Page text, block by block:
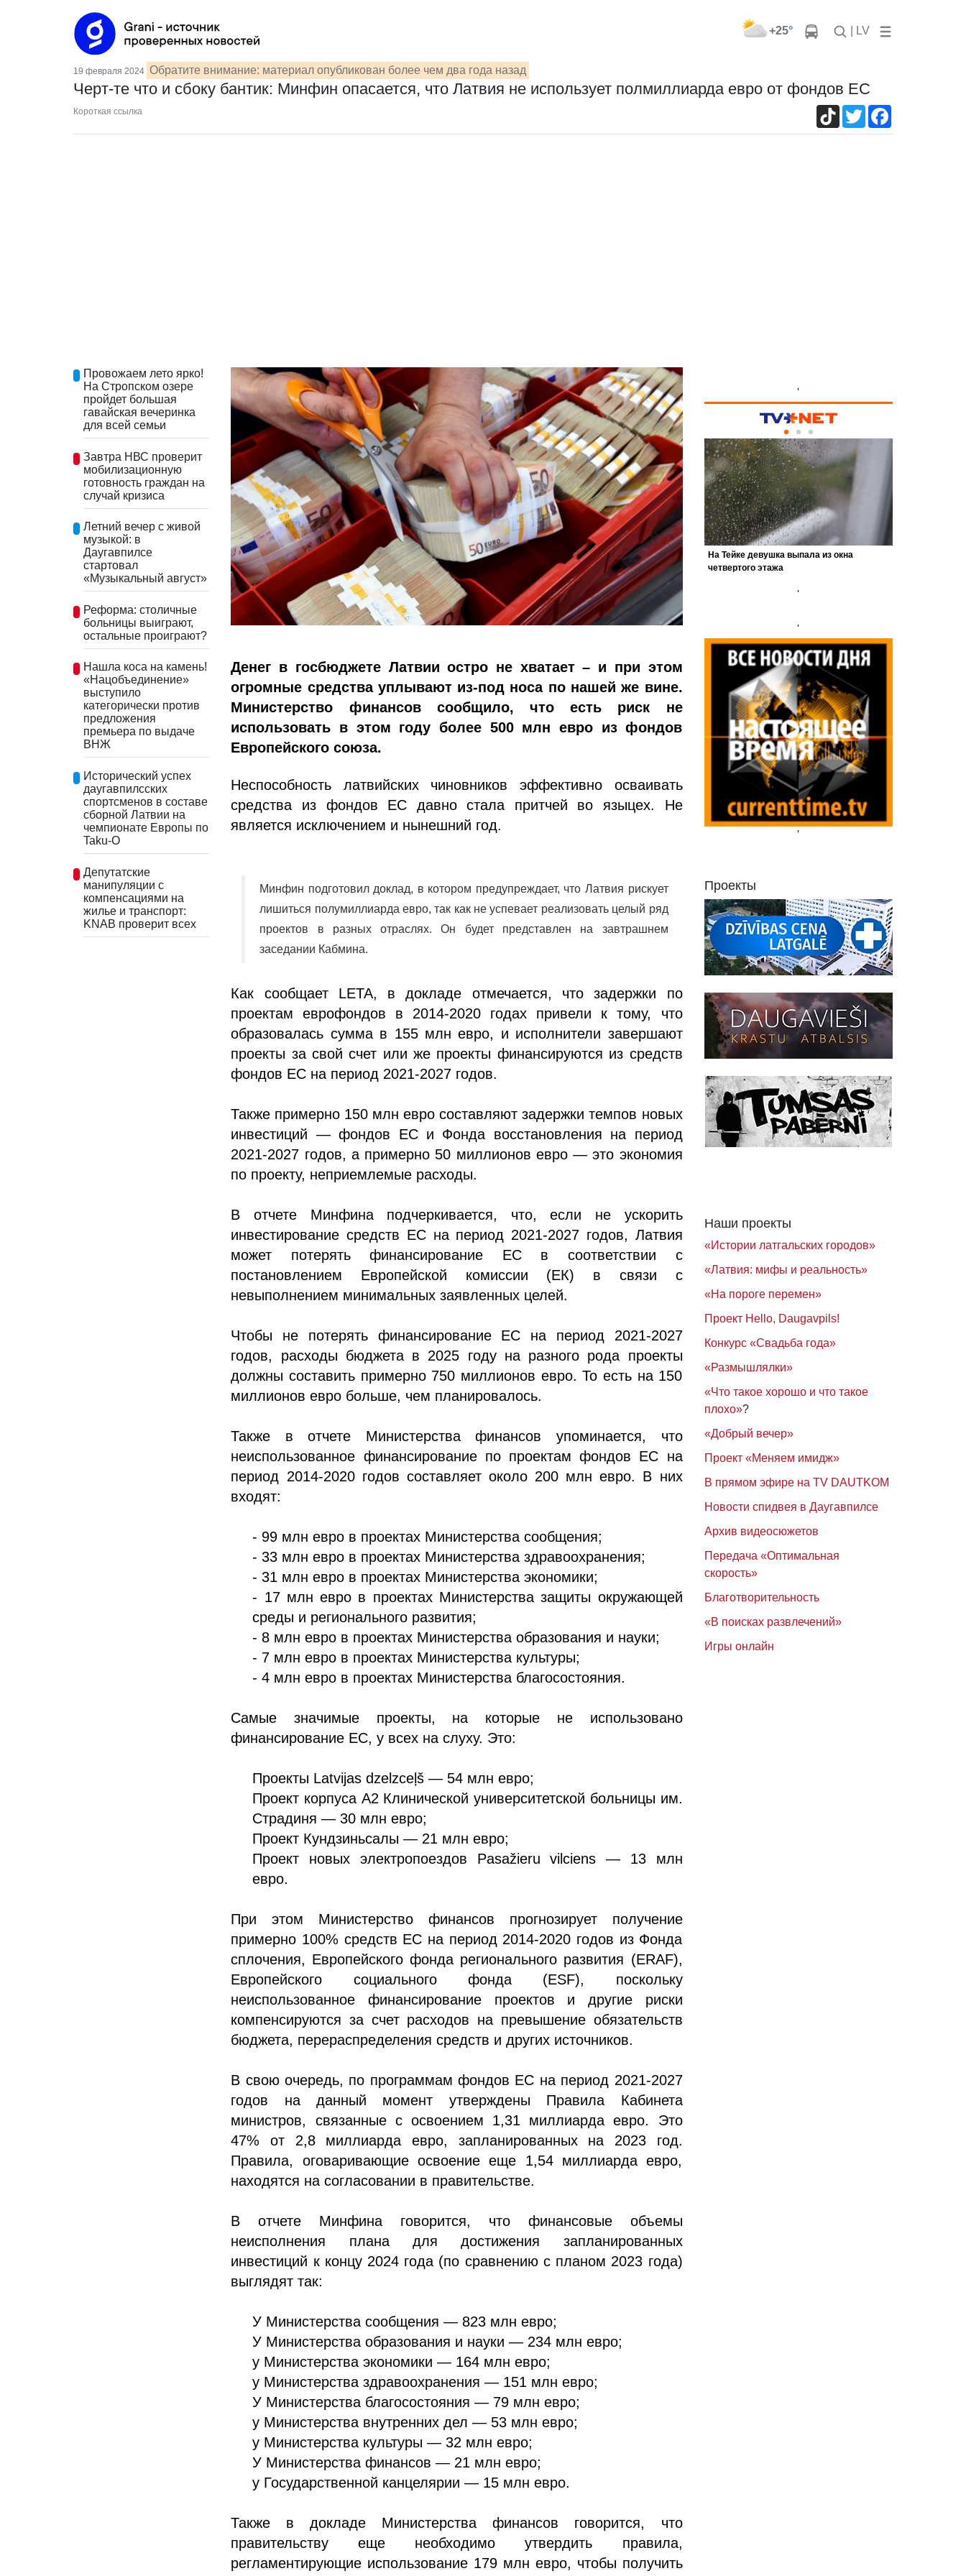
+25° | LV
19 февраля 2024 Обратите внимание: материал опубликован более чем два года назад
Черт-те что и сбоку бантик: Минфин опасается, что Латвия не использует полмиллиарда евро от фондов ЕС
Короткая ссылка TikTokTwitter
Провожаем лето ярко!
На Стропском озере
пройдет большая
гавайская вечеринка
для всей семьи
Завтра НВС проверит
мобилизационную
готовность граждан на
случай кризиса
Летний вечер с живой
музыкой: в
Даугавпилсе
стартовал
«Музыкальный август»
Реформа: столичные
больницы выиграют,
остальные проиграют?
Нашла коса на камень!
«Нацобъединение»
выступило
категорически против
предложения
премьера по выдаче
ВНЖ
Исторический успех
даугавпилсских
спортсменов в составе
сборной Латвии на
чемпионате Европы по
Taku-O
Депутатские
манипуляции с
компенсациями на
жилье и транспорт:
KNAB проверит всех
Денег в госбюджете Латвии остро не хватает – и при этом
огромные средства уплывают из-под носа по нашей же вине.
Министерство финансов сообщило, что есть риск не
использовать в этом году более 500 млн евро из фондов
Европейского союза.
Неспособность латвийских чиновников эффективно осваивать
средства из фондов ЕС давно стала притчей во языцех. Не
является исключением и нынешний год.
Минфин подготовил доклад, в котором предупреждает, что Латвия рискует
лишиться полумиллиарда евро, так как не успевает реализовать целый ряд
проектов в разных отраслях. Он будет представлен на завтрашнем
заседании Кабмина.
Как сообщает LETA, в докладе отмечается, что задержки по
проектам еврофондов в 2014-2020 годах привели к тому, что
образовалась сумма в 155 млн евро, и исполнители завершают
проекты за свой счет или же проекты финансируются из средств
фондов ЕС на период 2021-2027 годов.
Также примерно 150 млн евро составляют задержки темпов новых
инвестиций — фондов ЕС и Фонда восстановления на период
2021-2027 годов, а примерно 50 миллионов евро — это экономия
по проекту, неприемлемые расходы.
В отчете Минфина подчеркивается, что, если не ускорить
инвестирование средств ЕС на период 2021-2027 годов, Латвия
может потерять финансирование ЕС в соответствии с
постановлением Европейской комиссии (ЕК) в связи с
невыполнением минимальных заявленных целей.
Чтобы не потерять финансирование ЕС на период 2021-2027
годов, расходы бюджета в 2025 году на разного рода проекты
должны составить примерно 750 миллионов евро. То есть на 150
миллионов евро больше, чем планировалось.
Также в отчете Министерства финансов упоминается, что
неиспользованное финансирование по проектам фондов ЕС на
период 2014-2020 годов составляет около 200 млн евро. В них
входят:
- 99 млн евро в проектах Министерства сообщения;
- 33 млн евро в проектах Министерства здравоохранения;
- 31 млн евро в проектах Министерства экономики;
- 17 млн евро в проектах Министерства защиты окружающей
среды и регионального развития;
- 8 млн евро в проектах Министерства образования и науки;
- 7 млн евро в проектах Министерства культуры;
- 4 млн евро в проектах Министерства благосостояния.
Самые значимые проекты, на которые не использовано
финансирование ЕС, у всех на слуху. Это:
Проекты Latvijas dzelzceļš — 54 млн евро;
Проект корпуса А2 Клинической университетской больницы им.
Страдиня — 30 млн евро;
Проект Кундзиньсалы — 21 млн евро;
Проект новых электропоездов Pasažieru vilciens — 13 млн
евро.
При этом Министерство финансов прогнозирует получение
примерно 100% средств ЕС на период 2014-2020 годов из Фонда
сплочения, Европейского фонда регионального развития (ERAF),
Европейского социального фонда (ESF), поскольку
неиспользованное финансирование проектов и другие риски
компенсируются за счет расходов на превышение обязательств
бюджета, перераспределения средств и других источников.
В свою очередь, по программам фондов ЕС на период 2021-2027
годов на данный момент утверждены Правила Кабинета
министров, связанные с освоением 1,31 миллиарда евро. Это
47% от 2,8 миллиарда евро, запланированных на 2023 год.
Правила, оговаривающие освоение еще 1,54 миллиарда евро,
находятся на согласовании в правительстве.
В отчете Минфина говорится, что финансовые объемы
неисполнения плана для достижения запланированных
инвестиций к концу 2024 года (по сравнению с планом 2023 года)
выглядят так:
У Министерства сообщения — 823 млн евро;
У Министерства образования и науки — 234 млн евро;
у Министерства экономики — 164 млн евро;
у Министерства здравоохранения — 151 млн евро;
У Министерства благосостояния — 79 млн евро;
у Министерства внутренних дел — 53 млн евро;
у Министерства культуры — 32 млн евро;
У Министерства финансов — 21 млн евро;
у Государственной канцелярии — 15 млн евро.
Также в докладе Министерства финансов говорится, что
правительству еще необходимо утвердить правила,
регламентирующие использование 179 млн евро, чтобы получить
'
'
'
'
Проекты
Наши проекты
«Истории латгальских городов»
«Латвия: мифы и реальность»
«На пороге перемен»
Проект Hello, Daugavpils!
Конкурс «Свадьба года»
«Размышлялки»
«Что такое хорошо и что такое
плохо»?
«Добрый вечер»
Проект «Меняем имидж»
В прямом эфире на TV DAUTKOM
Новости спидвея в Даугавпилсе
Архив видеосюжетов
Передача «Оптимальная
скорость»
Благотворительность
«В поисках развлечений»
Игры онлайн